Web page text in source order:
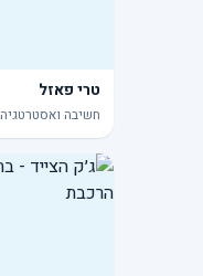
טרי פאזל
חשיבה ואסטרטגיה